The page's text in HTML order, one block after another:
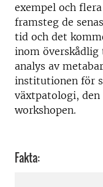
exempel och
framsteg de
tid och det
inom överskådlig
analys av
institutionen för
växtpatologi, den
workshopen.
Fakta: